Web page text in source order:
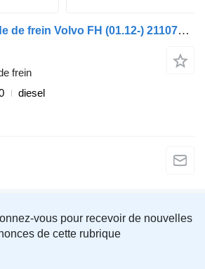
Valve de commande de frein Volvo FH (01.12-) 21107842 pour camion Volvo FH, FM, FMX-4 series (2013-)
frein
diesel
vous pour recevoir de nouvelles
de cette rubrique